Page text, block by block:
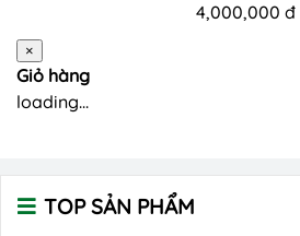
4,000,000 đ
×
Giỏ hàng
loading...
TOP SẢN PHẨM